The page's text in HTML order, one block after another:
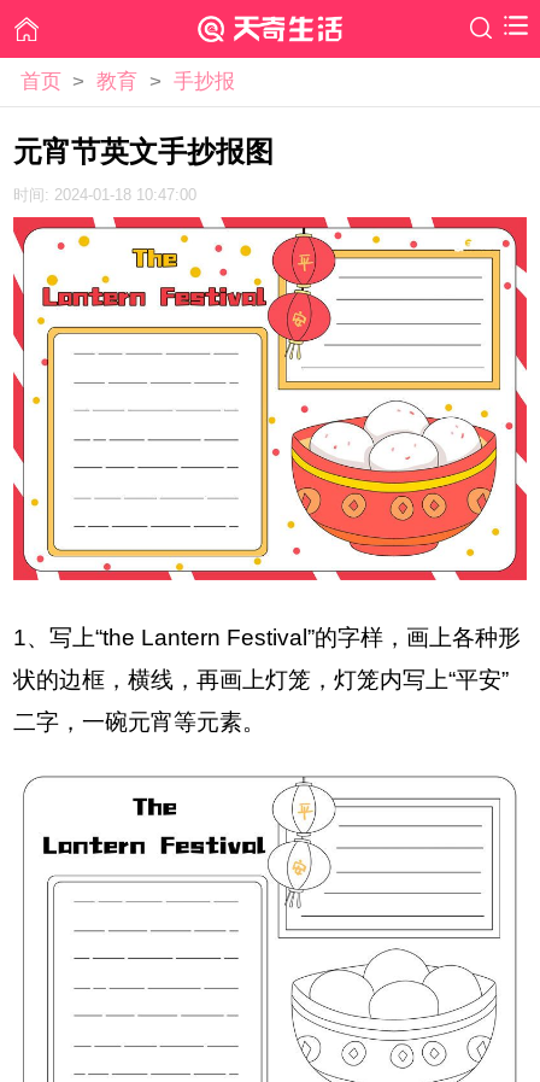
首页 > 教育 > 手抄报
元宵节英文手抄报图
时间: 2024-01-18 10:47:00
1、写上“the Lantern Festival”的字样，画上各种形
状的边框，横线，再画上灯笼，灯笼内写上“平安”
二字，一碗元宵等元素。